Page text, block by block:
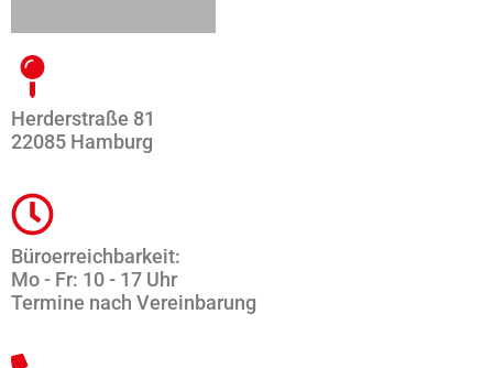
Herderstraße 81
22085 Hamburg
Büroerreichbarkeit:
Mo - Fr: 10 - 17 Uhr
Termine nach Vereinbarung